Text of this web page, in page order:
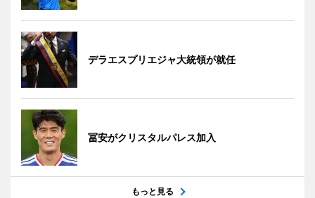
デラエスプリエジャ大統領が就任
冨安がクリスタルパレス加入
もっと見る